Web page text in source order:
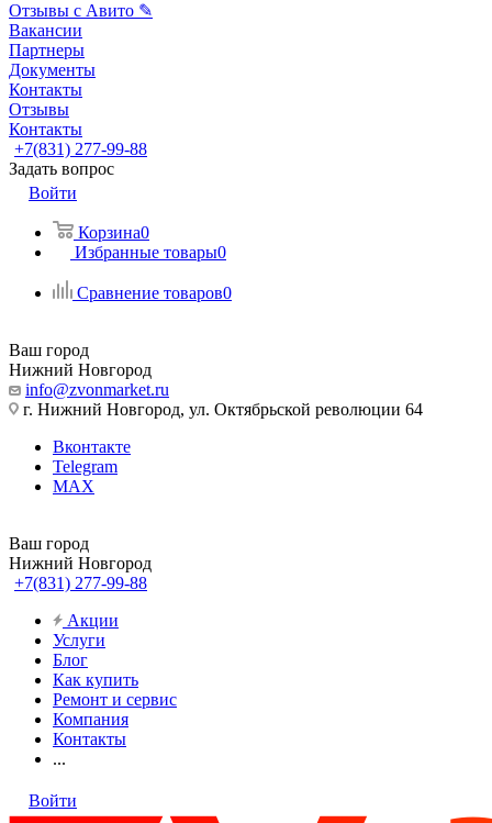
Отзывы с Авито ✎
Вакансии
Партнеры
Документы
Контакты
Отзывы
Контакты
+7(831) 277-99-88
Задать вопрос
Войти
Корзина0
Избранные товары0
Сравнение товаров0
Ваш город
Нижний Новгород
info@zvonmarket.ru
г. Нижний Новгород, ул. Октябрьской революции 64
Вконтакте
Telegram
MAX
Ваш город
Нижний Новгород
+7(831) 277-99-88
Акции
Услуги
Блог
Как купить
Ремонт и сервис
Компания
Контакты
...
Войти